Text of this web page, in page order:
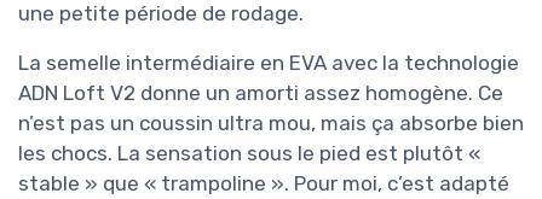
une petite période de rodage.
La semelle intermédiaire en EVA avec la technologie
ADN Loft V2 donne un amorti assez homogène. Ce
n’est pas un coussin ultra mou, mais ça absorbe bien
les chocs. La sensation sous le pied est plutôt «
stable » que « trampoline ». Pour moi, c’est adapté